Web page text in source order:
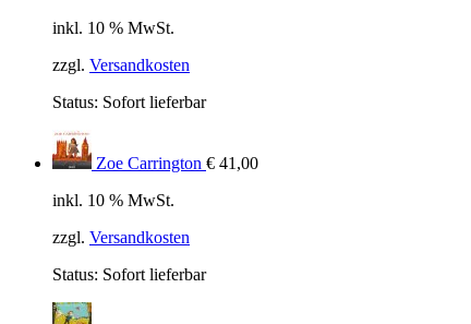
inkl. 10 % MwSt.
zzgl. Versandkosten
Status: Sofort lieferbar
Zoe Carrington € 41,00
inkl. 10 % MwSt.
zzgl. Versandkosten
Status: Sofort lieferbar